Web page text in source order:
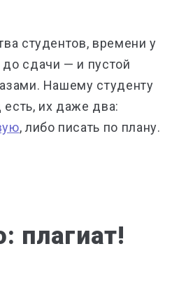
студентов, времени у
сдачи — и пустой
Нашему студенту
их даже два:
, либо писать по плану.
плагиат!